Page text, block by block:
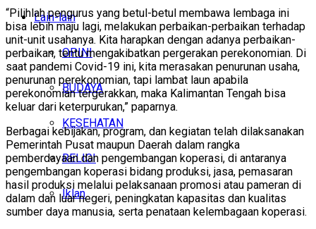
Lain-lain
OPINI
BUDAYA
KESEHATAN
RELIGI
Iklan
“Pilihlah pengurus yang betul-betul membawa lembaga ini
bisa lebih maju lagi, melakukan perbaikan-perbaikan terhadap
unit-unit usahanya. Kita harapkan dengan adanya perbaikan-
perbaikan, tentu mengakibatkan pergerakan perekonomian. Di
saat pandemi Covid-19 ini, kita merasakan penurunan usaha,
penurunan perekonomian, tapi lambat laun apabila
perekonomian tergerakkan, maka Kalimantan Tengah bisa
keluar dari keterpurukan,” paparnya.
Berbagai kebijakan, program, dan kegiatan telah dilaksanakan
Pemerintah Pusat maupun Daerah dalam rangka
pemberdayaan dan pengembangan koperasi, di antaranya
pengembangan koperasi bidang produksi, jasa, pemasaran
hasil produksi melalui pelaksanaan promosi atau pameran di
dalam dan luar negeri, peningkatan kapasitas dan kualitas
sumber daya manusia, serta penataan kelembagaan koperasi.